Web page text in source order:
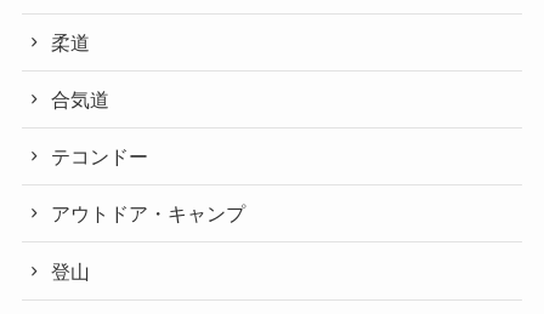
柔道
合気道
テコンドー
アウトドア・キャンプ
登山